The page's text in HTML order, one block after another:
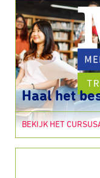
Haal het
BEKIJK HET